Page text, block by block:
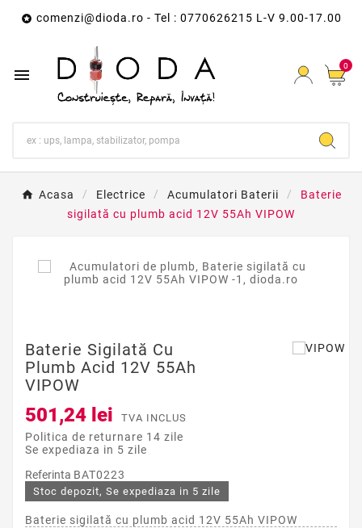
 comenzi@dioda.ro - Tel : 0770626215 L-V 9.00-17.00
 0
Acasa Electrice Acumulatori Baterii
Baterie
sigilată cu plumb acid 12V 55Ah VIPOW
Baterie Sigilată Cu
Plumb Acid 12V 55Ah
VIPOW
501,24 lei TVA INCLUS
Politica de returnare 14 zile
Se expediaza in 5 zile
Referinta BAT0223
Stoc depozit, Se expediaza in 5 zile
Baterie sigilată cu plumb acid 12V 55Ah VIPOW